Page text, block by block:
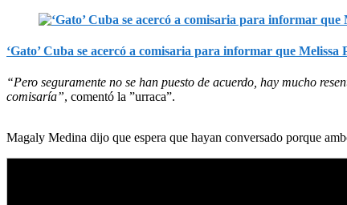
‘Gato’ Cuba se acercó a comisaria para informar que Melissa
“Pero seguramente no se han puesto de acuerdo, hay mucho
comisaría”, comentó la ”urraca”.
Magaly Medina dijo que espera que hayan conversado porque